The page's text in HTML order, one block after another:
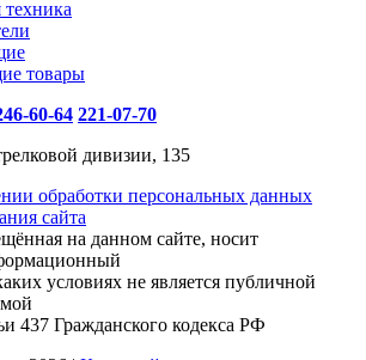
техника
товары
60-64 221-07-70
дивизии, 135
обработки персональных данных
сайта
на данном сайте, носит
условиях не является публичной
437 Гражданского кодекса РФ